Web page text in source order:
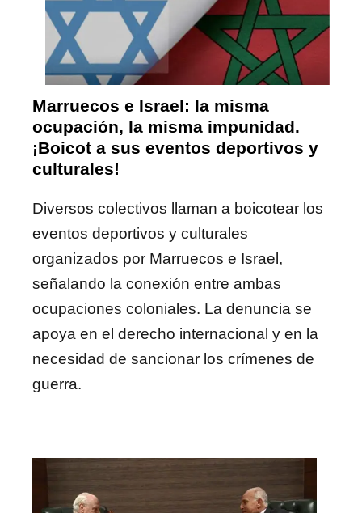
Marruecos e Israel: la misma
ocupación, la misma impunidad.
¡Boicot a sus eventos deportivos y
culturales!
Diversos colectivos llaman a boicotear los
eventos deportivos y culturales
organizados por Marruecos e Israel,
señalando la conexión entre ambas
ocupaciones coloniales. La denuncia se
apoya en el derecho internacional y en la
necesidad de sancionar los crímenes de
guerra.